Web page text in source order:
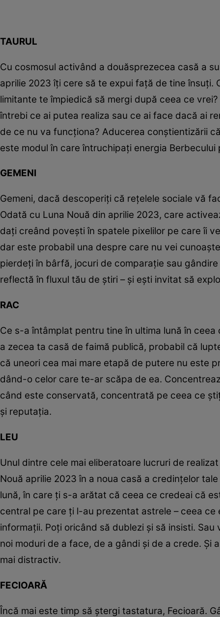
TAURUL
Cu cosmosul activând a douăsprezecea casă a
aprilie 2023 îți cere să te expui față de tine
limitante te împiedică să mergi după ceea ce
întrebi ce ai putea realiza sau ce ai face dacă ai
de ce nu va funcționa? Aducerea conștientizării
este modul în care întruchipați energia
GEMENI
Gemeni, dacă descoperiți că rețelele sociale vă
Odată cu Luna Nouă din aprilie 2023, care
dați creând povești în spatele pixelilor pe care îi
dar este probabil una despre care nu vei
pierdeți în bârfă, jocuri de comparație sau
reflectă în fluxul tău de știri – și ești invitat să
RAC
Ce s-a întâmplat pentru tine în ultima lună în
a zecea ta casă de faimă publică, probabil că
că uneori cea mai mare etapă de putere nu este
dând-o celor care te-ar scăpa de ea.
când este conservată, concentrată pe ceea ce
și reputația.
LEU
Unul dintre cele mai eliberatoare lucruri de
Nouă aprilie 2023 în a noua casă a credințelor
lună, în care ți s-a arătat că ceea ce credeai că
central pe care ți l-au prezentat astrele – ceea
informații. Poți oricând să dublezi și să insisti.
noi moduri de a face, de a gândi și de a crede. Și
mai distractiv.
FECIOARĂ
Încă mai este timp să ștergi tastatura, Fecioară.